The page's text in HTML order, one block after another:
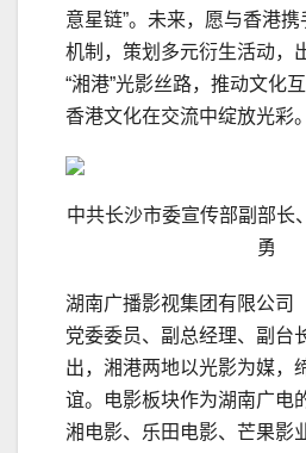
意星链”。未来，愿与香港
机制，策划多元衍生活动，
“湘港”光影丝路，推动文化
香港文化在交流中绽放光彩。
中共长沙市委宣传部副部长
勇
湖南广播影视集团有限公司
党委委员、副总经理、副台
出，湘港两地以光影为媒，
谊。电影板块作为湖南广电
湘电影、乐田电影、芒果影